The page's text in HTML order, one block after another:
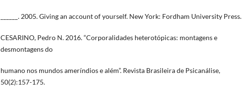
______. 2005. Giving an account of yourself. New York: Fordham University Press.
CESARINO, Pedro N. 2016. “Corporalidades heterotópicas: montagens e
desmontagens do
humano nos mundos ameríndios e além”. Revista Brasileira de Psicanálise,
50(2):157-175.